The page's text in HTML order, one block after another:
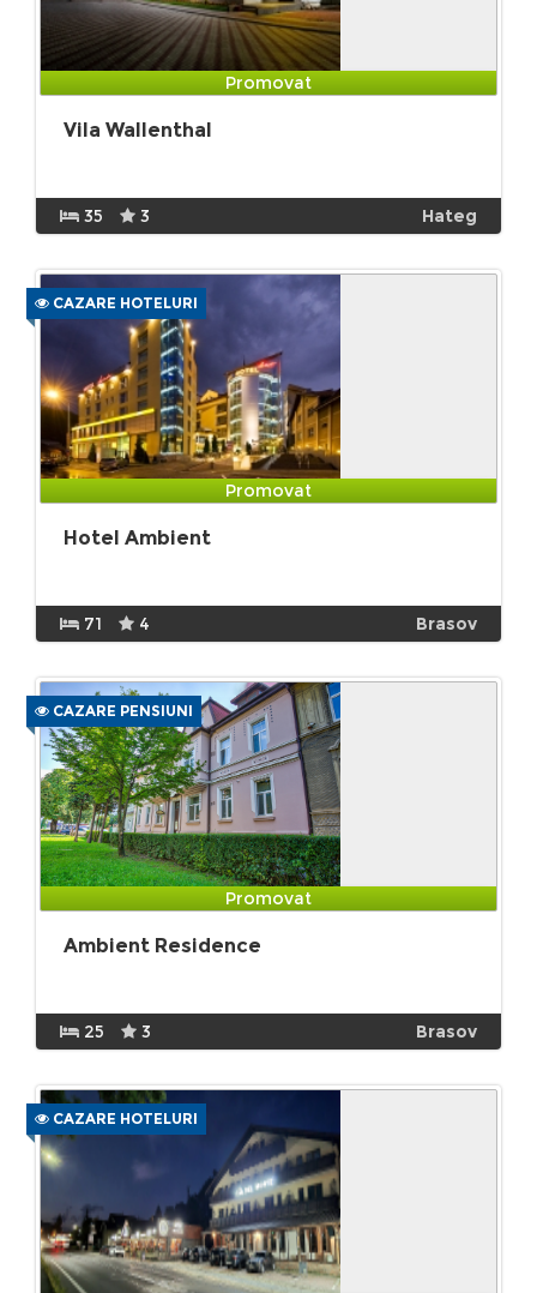
Promovat
Vila Wallenthal
35 3 Hateg
CAZARE HOTELURI
Promovat
Hotel Ambient
71 4 Brasov
CAZARE PENSIUNI
Promovat
Ambient Residence
25 3 Brasov
CAZARE HOTELURI